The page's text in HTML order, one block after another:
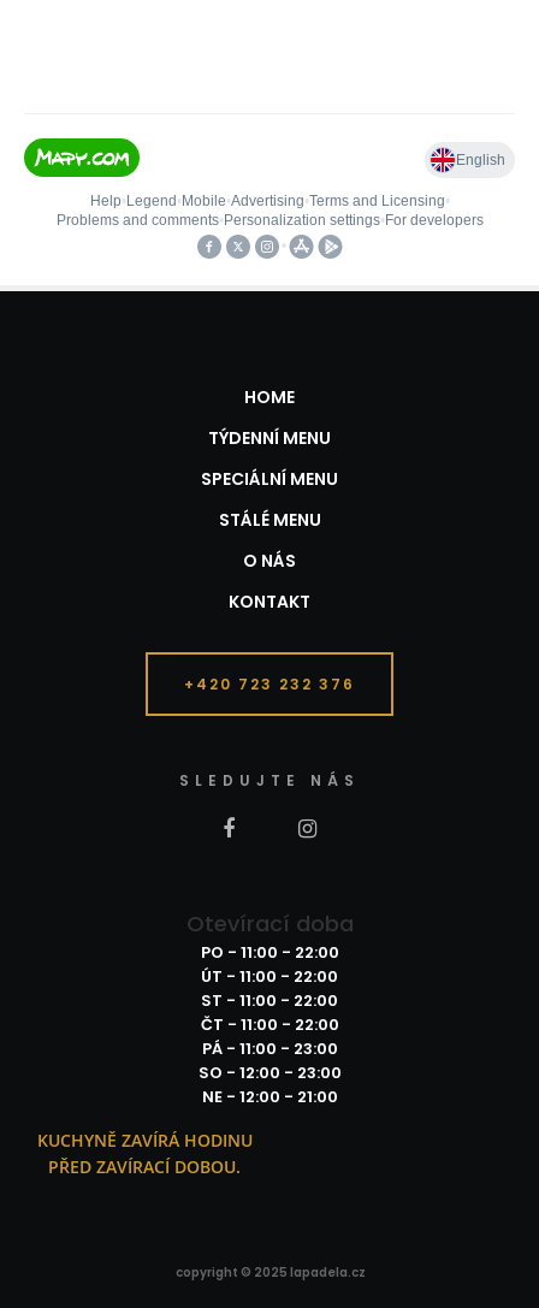
HOME
TÝDENNÍ MENU
SPECIÁLNÍ MENU
STÁLÉ MENU
O NÁS
KONTAKT
+420 723 232 376
SLEDUJTE NÁS
Otevírací doba
PO - 11:00 - 22:00
ÚT - 11:00 - 22:00
ST - 11:00 - 22:00
ČT - 11:00 - 22:00
PÁ - 11:00 - 23:00
SO - 12:00 - 23:00
NE - 12:00 - 21:00
KUCHYNĚ ZAVÍRÁ HODINU
PŘED ZAVÍRACÍ DOBOU.
copyright © 2025 lapadela.cz